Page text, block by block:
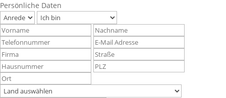
Persönliche Daten